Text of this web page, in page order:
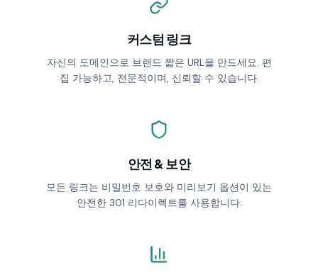
Custom preview page
Automatic redirect
Click limit
커스텀 링크
자신의 도메인으로 브랜드 짧은 URL을 만드세요. 편
집 가능하고, 전문적이며, 신뢰할 수 있습니다.
안전 & 보안
모든 링크는 비밀번호 보호와 미리보기 옵션이 있는
안전한 301 리다이렉트를 사용합니다.